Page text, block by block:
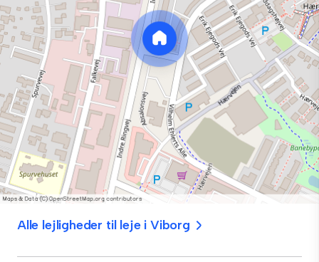
Alle lejligheder til leje i Viborg